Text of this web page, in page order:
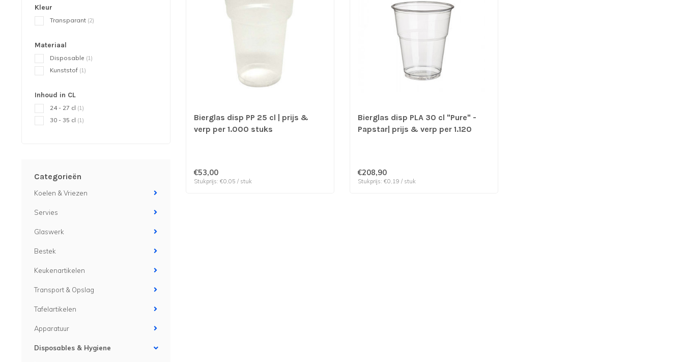
Kleur
Transparant (2)
Materiaal
Disposable (1)
Kunststof (1)
Inhoud in CL
24 - 27 cl (1)
30 - 35 cl (1)
Categorieën
Koelen & Vriezen
Servies
Glaswerk
Bestek
Keukenartikelen
Transport & Opslag
Tafelartikelen
Apparatuur
Disposables & Hygiene
Bierglas disp PP 25 cl | prijs &
verp per 1.000 stuks
€53,00
Stukprijs: €0,05 / stuk
Bierglas disp PLA 30 cl "Pure" -
Papstar| prijs & verp per 1.120
€208,90
Stukprijs: €0,19 / stuk